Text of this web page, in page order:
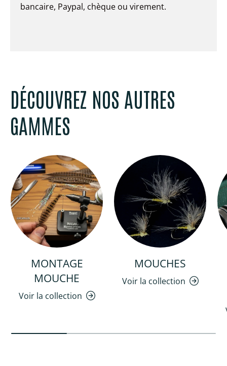
bancaire, Paypal, chèque ou virement.
DÉCOUVREZ NOS AUTRES
GAMMES
MONTAGE
MOUCHE
Voir la collection
MOUCHES
Voir la collection